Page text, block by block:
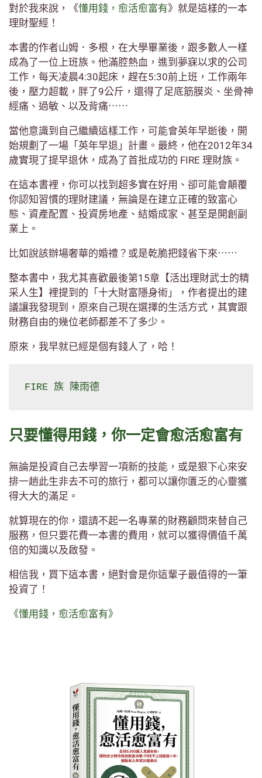
對於我來說，《懂用錢，愈活愈富有》就是這樣的一本
理財聖經！
本書的作者山姆．多根，在大學畢業後，跟多數人一樣
成為了一位上班族。他滿腔熱血，進到夢寐以求的公司
工作，每天凌晨4:30起床，趕在5:30前上班，工作兩年
後，壓力超載，胖了9公斤，還得了足底筋膜炎、坐骨神
經痛、過敏、以及背痛⋯⋯
當他意識到自己繼續這樣工作，可能會英年早逝後，開
始規劃了一場「英年早退」計畫。最終，他在2012年34
歲實現了提早退休，成為了首批成功的 FIRE 理財族。
在這本書裡，你可以找到超多實在好用、卻可能會顛覆
你認知習慣的理財建議，無論是在建立正確的致富心
態、資產配置、投資房地產、結婚成家、甚至是開創副
業上。
比如說該辦場奢華的婚禮？或是乾脆把錢省下來⋯⋯
整本書中，我尤其喜歡最後第15章【活出理財武士的精
采人生】裡提到的「十大財富隱身術」，作者提出的建
議讓我發現到，原來自己現在選擇的生活方式，其實跟
財務自由的幾位老師都差不了多少。
原來，我早就已經是個有錢人了，哈！
FIRE 族 陳雨德
只要懂得用錢，你一定會愈活愈富有
無論是投資自己去學習一項新的技能，或是狠下心來安
排一趟此生非去不可的旅行，都可以讓你匱乏的心靈獲
得大大的滿足。
就算現在的你，還請不起一名專業的財務顧問來替自己
服務，但只要花費一本書的費用，就可以獲得價值千萬
倍的知識以及啟發。
相信我，買下這本書，絕對會是你這輩子最值得的一筆
投資了！
《懂用錢，愈活愈富有》